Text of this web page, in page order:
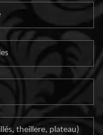
theillere, plateau)